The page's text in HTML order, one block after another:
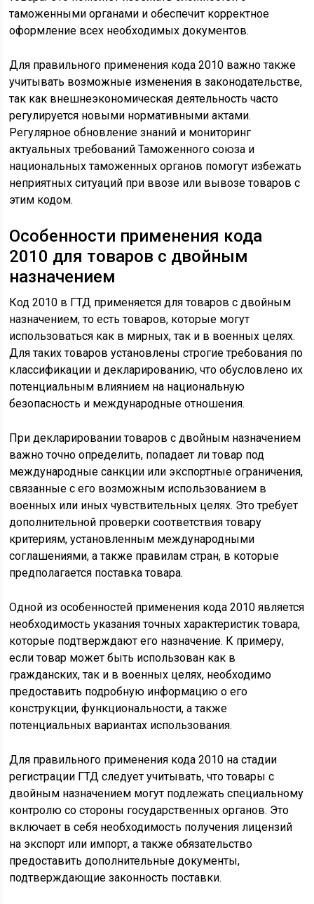
таможенными органами и обеспечит корректное
оформление всех необходимых документов.
Для правильного применения кода 2010 важно также
учитывать возможные изменения в законодательстве,
так как внешнеэкономическая деятельность часто
регулируется новыми нормативными актами.
Регулярное обновление знаний и мониторинг
актуальных требований Таможенного союза и
национальных таможенных органов помогут избежать
неприятных ситуаций при ввозе или вывозе товаров с
этим кодом.
Особенности применения кода
2010 для товаров с двойным
назначением
Код 2010 в ГТД применяется для товаров с двойным
назначением, то есть товаров, которые могут
использоваться как в мирных, так и в военных целях.
Для таких товаров установлены строгие требования по
классификации и декларированию, что обусловлено их
потенциальным влиянием на национальную
безопасность и международные отношения.
При декларировании товаров с двойным назначением
важно точно определить, попадает ли товар под
международные санкции или экспортные ограничения,
связанные с его возможным использованием в
военных или иных чувствительных целях. Это требует
дополнительной проверки соответствия товару
критериям, установленным международными
соглашениями, а также правилам стран, в которые
предполагается поставка товара.
Одной из особенностей применения кода 2010 является
необходимость указания точных характеристик товара,
которые подтверждают его назначение. К примеру,
если товар может быть использован как в
гражданских, так и в военных целях, необходимо
предоставить подробную информацию о его
конструкции, функциональности, а также
потенциальных вариантах использования.
Для правильного применения кода 2010 на стадии
регистрации ГТД следует учитывать, что товары с
двойным назначением могут подлежать специальному
контролю со стороны государственных органов. Это
включает в себя необходимость получения лицензий
на экспорт или импорт, а также обязательство
предоставить дополнительные документы,
подтверждающие законность поставки.